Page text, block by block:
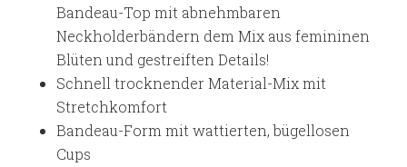
Bandeau-Top mit abnehmbaren
Neckholderbändern dem Mix aus femininen
Blüten und gestreiften Details!
Schnell trocknender Material-Mix mit
Stretchkomfort
Bandeau-Form mit wattierten, bügellosen
Cups